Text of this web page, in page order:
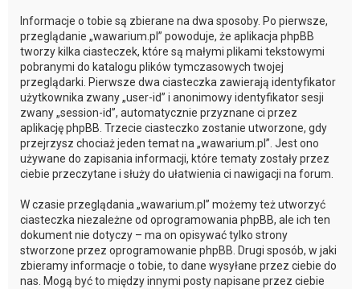
Informacje o tobie są zbierane na dwa sposoby. Po pierwsze,
przeglądanie „wawarium.pl” powoduje, że aplikacja phpBB
tworzy kilka ciasteczek, które są małymi plikami tekstowymi
pobranymi do katalogu plików tymczasowych twojej
przeglądarki. Pierwsze dwa ciasteczka zawierają identyfikator
użytkownika zwany „user-id” i anonimowy identyfikator sesji
zwany „session-id”, automatycznie przyznane ci przez
aplikację phpBB. Trzecie ciasteczko zostanie utworzone, gdy
przejrzysz chociaż jeden temat na „wawarium.pl”. Jest ono
używane do zapisania informacji, które tematy zostały przez
ciebie przeczytane i służy do ułatwienia ci nawigacji na forum.
W czasie przeglądania „wawarium.pl” możemy też utworzyć
ciasteczka niezależne od oprogramowania phpBB, ale ich ten
dokument nie dotyczy – ma on opisywać tylko strony
stworzone przez oprogramowanie phpBB. Drugi sposób, w jaki
zbieramy informacje o tobie, to dane wysyłane przez ciebie do
nas. Mogą być to między innymi posty napisane przez ciebie